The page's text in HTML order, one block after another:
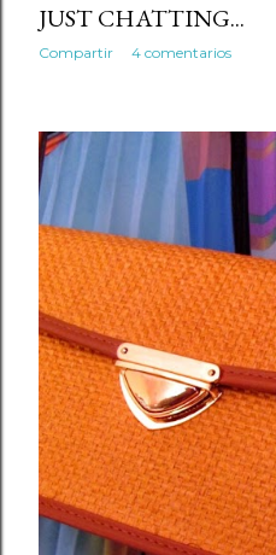
JUST CHATTING...
Compartir 4 comentarios